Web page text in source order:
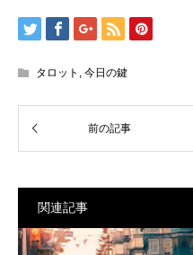
タロット 今日の鍵
関連記事